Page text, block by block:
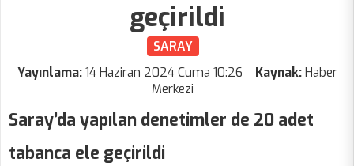
geçirildi
SARAY
Yayınlama:14 Haziran 2024 Cuma 10:26 Kaynak: Haber
Merkezi
Saray’da yapılan denetimler de 20 adet
tabanca ele geçirildi